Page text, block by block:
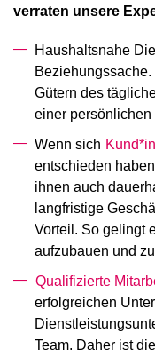
verraten unsere
Haushaltsnahe
Gütern des
einer persönlichen
Wenn sich
entschieden
ihnen auch
langfristige
Vorteil. So gelingt
aufzubauen und
Qualifizierte
erfolgreichen
Team. Daher ist